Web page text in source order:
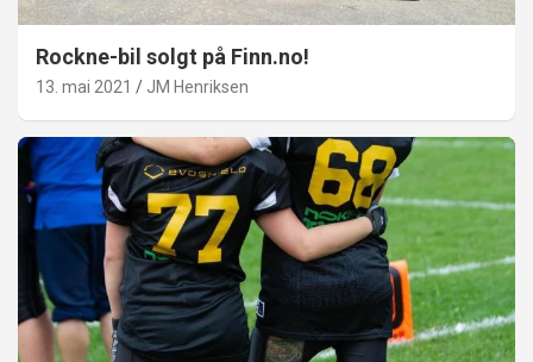
Rockne-bil solgt på Finn.no!
13. mai 2021 JM Henriksen